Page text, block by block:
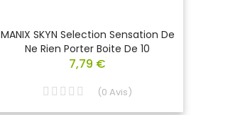
MANIX SKYN Selection Sensation De
Ne Rien Porter Boite De 10
7,79 €
(0 Avis)